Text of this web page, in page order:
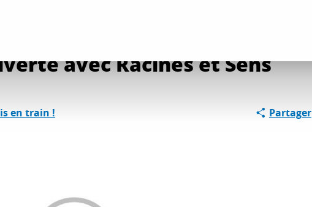
avec Racines et Sens
en train ! Partager